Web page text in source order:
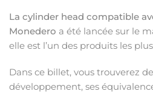
La cylinder head compatible
Monedero a été lancée sur le
elle est l’un des produits les
Dans ce billet, vous trouverez
développement, ses